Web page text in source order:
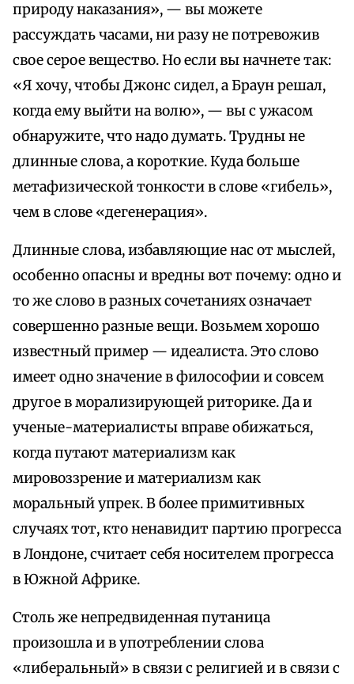
природу наказания», — вы можете
рассуждать часами, ни разу не потревожив
свое серое вещество. Но если вы начнете так:
«Я хочу, чтобы Джонс сидел, а Браун решал,
когда ему выйти на волю», — вы с ужасом
обнаружите, что надо думать. Трудны не
длинные слова, а короткие. Куда больше
метафизической тонкости в слове «гибель»,
чем в слове «дегенерация».
Длинные слова, избавляющие нас от мыслей,
особенно опасны и вредны вот почему: одно и
то же слово в разных сочетаниях означает
совершенно разные вещи. Возьмем хорошо
известный пример — идеалиста. Это слово
имеет одно значение в философии и совсем
другое в морализирующей риторике. Да и
ученые-материалисты вправе обижаться,
когда путают материализм как
мировоззрение и материализм как
моральный упрек. В более примитивных
случаях тот, кто ненавидит партию прогресса
в Лондоне, считает себя носителем прогресса
в Южной Африке.
Столь же непредвиденная путаница
произошла и в употреблении слова
«либеральный» в связи с религией и в связи с